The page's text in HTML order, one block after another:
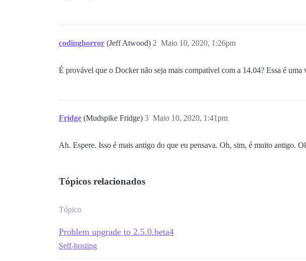
codinghorror (Jeff Atwood) Maio 10, 2020, 1:26pm
2
É provável que o Docker não seja mais compatível com a 14.04? Essa é uma
Fridge (Mudspike Fridge) Maio 10, 2020, 1:41pm
3
Ah. Espere. Isso é mais antigo do que eu pensava. Oh, sim, é muito antigo.
Tópicos relacionados
Tópico
Problem upgrade to 2.5.0.beta4
Self-hosting